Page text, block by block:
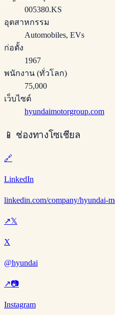
005380.KS
อุตสาหกรรม
Automobiles, EVs
ก่อตั้ง
1967
พนักงาน (ทั่วโลก)
75,000
เว็บไซต์
hyundaimotorgroup.com
📱 ช่องทางโซเชียล
🔗
LinkedIn
linkedin.com/company/hyundai-
↗𝕏
X
@hyundai
↗📷
Instagram